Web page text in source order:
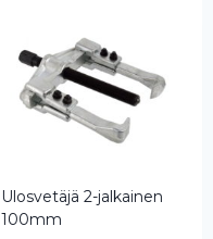
Ulosvetäjä 2-jalkainen
100mm